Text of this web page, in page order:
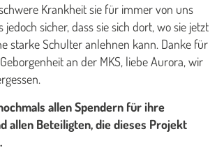
Krankheit sie für immer von uns
sicher, dass sie sich dort, wo sie jetzt
starke Schulter anlehnen kann. Danke für
an der MKS, liebe Aurora, wir
allen Spendern für ihre
allen Beteiligten, die dieses Projekt